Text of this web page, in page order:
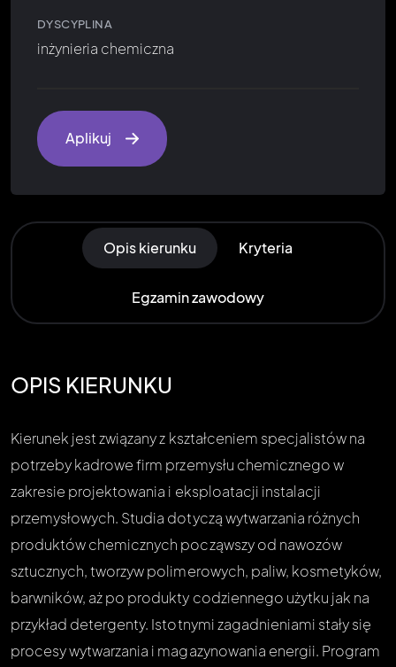
DYSCYPLINA
inżynieria chemiczna
Aplikuj
Opis kierunku Kryteria
Egzamin zawodowy
OPIS KIERUNKU
Kierunek jest związany z kształceniem specjalistów na
potrzeby kadrowe firm przemysłu chemicznego w
zakresie projektowania i eksploatacji instalacji
przemysłowych. Studia dotyczą wytwarzania różnych
produktów chemicznych począwszy od nawozów
sztucznych, tworzyw polimerowych, paliw, kosmetyków,
barwników, aż po produkty codziennego użytku jak na
przykład detergenty. Istotnymi zagadnieniami stały się
procesy wytwarzania i magazynowania energii. Program